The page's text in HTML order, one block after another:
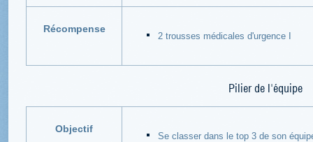
Récompense
2 trousses médicales d'urgence I
Pilier de l'équipe
Objectif
Se classer dans le top 3 de son